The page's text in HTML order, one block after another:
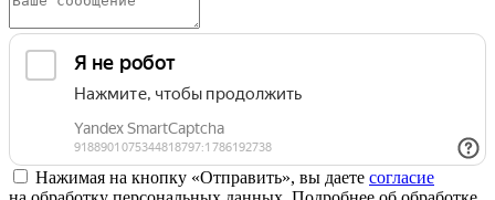
Нажимая на кнопку «Отправить», вы даете согласие